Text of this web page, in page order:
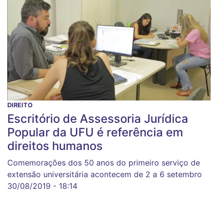
DIREITO
Escritório de Assessoria Jurídica
Popular da UFU é referência em
direitos humanos
Comemorações dos 50 anos do primeiro serviço de
extensão universitária acontecem de 2 a 6 setembro
30/08/2019 - 18:14